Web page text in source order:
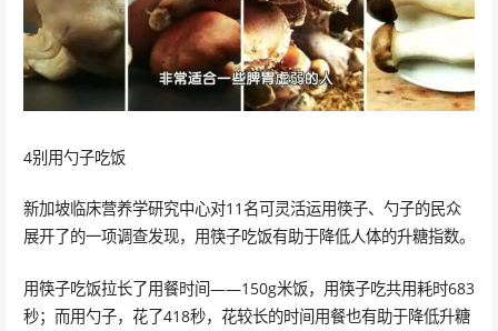
4别用勺子吃饭
新加坡临床营养学研究中心对11名可灵活运用筷子、勺子的民众
展开了的一项调查发现，用筷子吃饭有助于降低人体的升糖指数。
用筷子吃饭拉长了用餐时间——150g米饭，用筷子吃共用耗时683
秒；而用勺子，花了418秒，花较长的时间用餐也有助于降低升糖